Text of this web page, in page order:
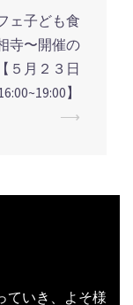
ェ子ども食
寺〜開催の
５月２３日
】
⟶
ていき、よそ様